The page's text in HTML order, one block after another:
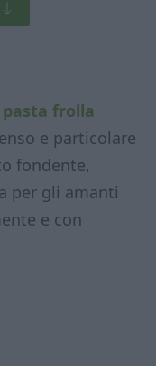
frolla
e particolare
fondente,
per gli amanti
e con